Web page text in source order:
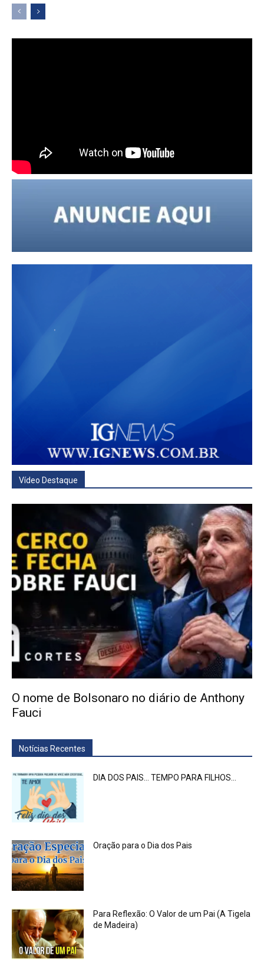
Vídeo Destaque
O nome de Bolsonaro no diário de Anthony
Fauci
Notícias Recentes
DIA DOS PAIS… TEMPO PARA FILHOS…
Oração para o Dia dos Pais
Para Reflexão: O Valor de um Pai (A Tigela
de Madeira)